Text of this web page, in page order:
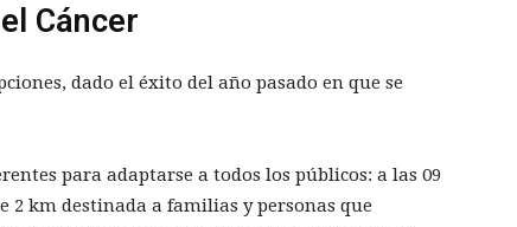
Cáncer
dado el éxito del año pasado en que se
para adaptarse a todos los públicos: a las 09
2 km destinada a familias y personas que